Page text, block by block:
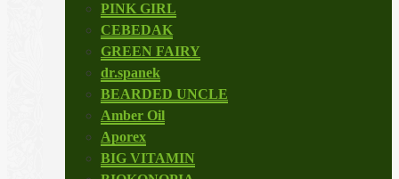
PINK GIRL
CEBEDAK
GREEN FAIRY
dr.spanek
BEARDED UNCLE
Amber Oil
Aporex
BIG VITAMIN